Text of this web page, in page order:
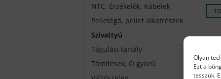
Olyan
Ezt a
tesszük.
NTC, Érzékelők, Kábelek
Pelletégő, pellet alkatrészek
Szivattyú
Tágulási tartály
Tömítések, O gyűrű